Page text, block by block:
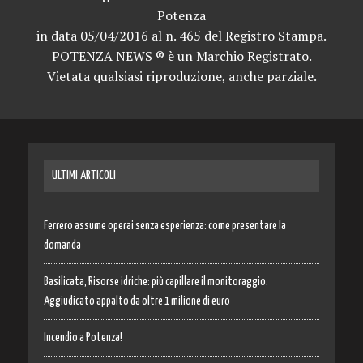
Potenza
in data 05/04/2016 al n. 465 del Registro Stampa.
POTENZA NEWS ® è un Marchio Registrato.
Vietata qualsiasi riproduzione, anche parziale.
ULTIMI ARTICOLI
Ferrero assume operai senza esperienza: come presentare la
domanda
Basilicata, Risorse idriche: più capillare il monitoraggio.
Aggiudicato appalto da oltre 1 milione di euro
Incendio a Potenza!